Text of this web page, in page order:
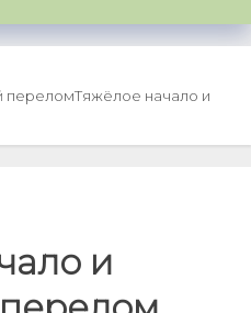
переломТяжёлое начало и
и